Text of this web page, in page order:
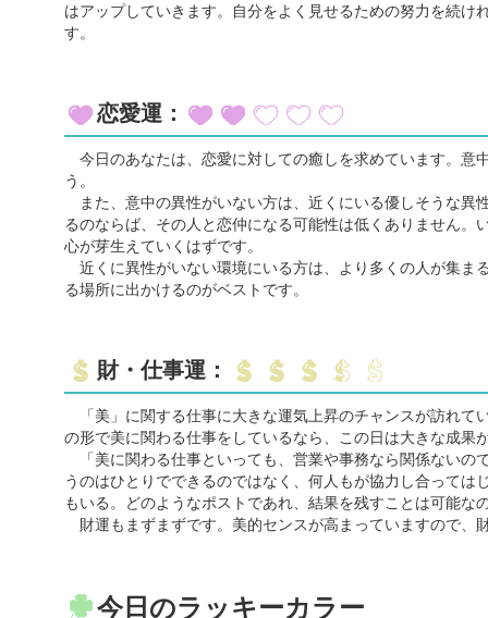
はアップしていきます。自分をよく見せるための努力を続
す。
恋愛運：
今日のあなたは、恋愛に対しての癒しを求めています。意
う。
また、意中の異性がいない方は、近くにいる優しそうな異
るのならば、その人と恋仲になる可能性は低くありません
心が芽生えていくはずです。
近くに異性がいない環境にいる方は、より多くの人が集ま
る場所に出かけるのがベストです。
財・仕事運：
「美」に関する仕事に大きな運気上昇のチャンスが訪れて
の形で美に関わる仕事をしているなら、この日は大きな成果
「美に関わる仕事といっても、営業や事務なら関係ないの
うのはひとりでできるのではなく、何人もが協力し合って
もいる。どのようなポストであれ、結果を残すことは可能なの
財運もまずまずです。美的センスが高まっていますので、
今日のラッキーカラー